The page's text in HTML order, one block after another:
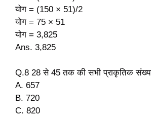
योग = (150 × 51)/2
योग = 75 × 51
योग = 3,825
Ans. 3,825
Q.8 28 से 45 तक की सभी प्राकृतिक
A. 657
B. 720
C. 820